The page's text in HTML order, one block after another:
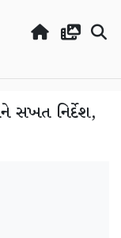
સખત નિર્દેશ,